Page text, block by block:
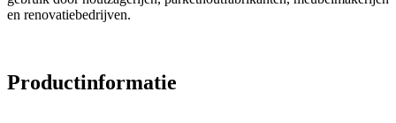
en renovatiebedrijven.
Productinformatie